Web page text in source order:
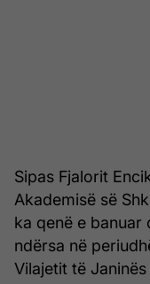
Sipas Fjalorit
Akademisë së
ka qenë e banuar
ndërsa në
Vilajetit të